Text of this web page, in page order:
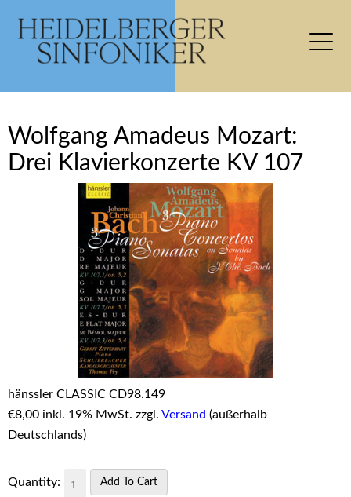
Wolfgang Amadeus Mozart:
Drei Klavierkonzerte KV 107
hänssler CLASSIC CD98.149
€8,00 inkl. 19% MwSt. zzgl. Versand (außerhalb
Deutschlands)
Quantity: